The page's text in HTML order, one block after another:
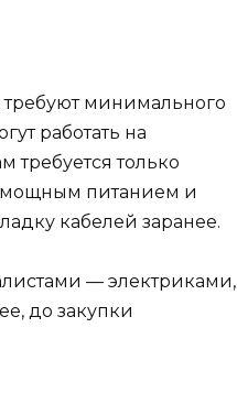
минимального
работать на
требуется только
мощным питанием и
кабелей заранее.
— электриками,
до закупки